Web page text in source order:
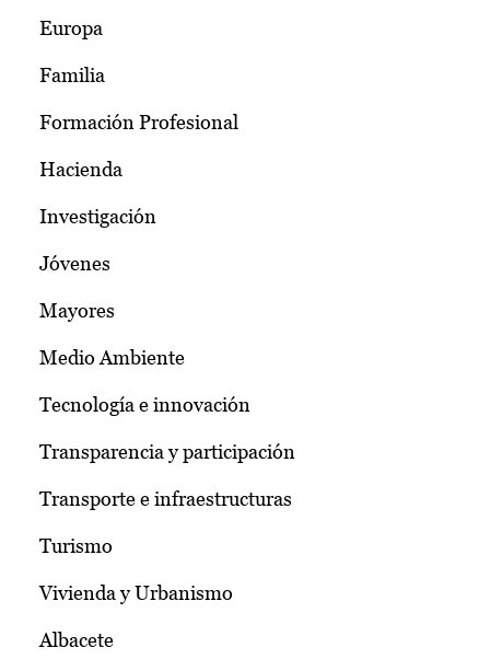
Europa
Familia
Formación Profesional
Hacienda
Investigación
Jóvenes
Mayores
Medio Ambiente
Tecnología e innovación
Transparencia y participación
Transporte e infraestructuras
Turismo
Vivienda y Urbanismo
Albacete